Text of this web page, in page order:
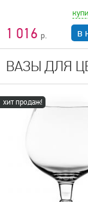
1 016 в
ВАЗЫ ДЛЯ
хит продаж!